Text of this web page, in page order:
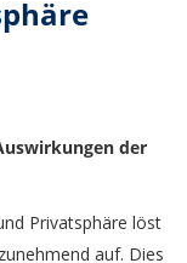
der
Privatsphäre löst
auf. Dies